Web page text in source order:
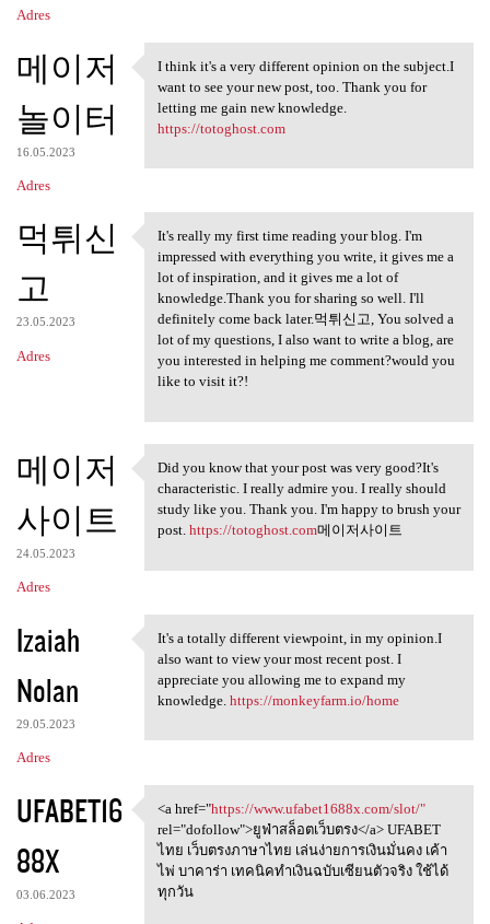
Adres
메이저
놀이터
16.05.2023
Adres
I think it's a very different
I think it's a very different opinion on the subject.I
want to see your new post, too. Thank you for
letting me gain new knowledge.
https://totoghost.com
먹튀신
고
23.05.2023
Adres
It's really my first time
It's really my first time reading your blog. I'm
impressed with everything you write, it gives me a
lot of inspiration, and it gives me a lot of
knowledge.Thank you for sharing so well. I'll
definitely come back later.먹튀신고, You solved a
lot of my questions, I also want to write a blog, are
you interested in helping me comment?would you
like to visit it?!
메이저
사이트
24.05.2023
Adres
Did you know that your post
Did you know that your post was very good?It's
characteristic. I really admire you. I really should
study like you. Thank you. I'm happy to brush your
post. https://totoghost.com메이저사이트
Izaiah
Nolan
29.05.2023
Adres
It's a totally different
It's a totally different viewpoint, in my opinion.I
also want to view your most recent post. I
appreciate you allowing me to expand my
knowledge. https://monkeyfarm.io/home
UFABET16
88X
03.06.2023
<a href="https://www
<a href="https://www.ufabet1688x.com/slot/"
rel="dofollow">ยูฟ่าสล็อตเว็บตรง</a> UFABET
ไทย เว็บตรงภาษาไทย เล่นง่ายการเงินมั่นคง เค้า
ไพ่ บาคาร่า เทคนิคทำเงินฉบับเซียนตัวจริง ใช้ได้
ทุกวัน